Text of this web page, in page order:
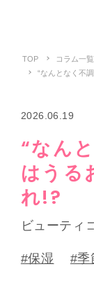
TOP コラム一覧
“なんとなく不
2026.06.19
“なん
はうる
れ!?
ビューティ
#保湿 #季